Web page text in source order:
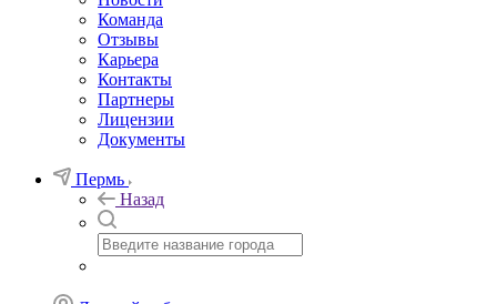
Команда
Отзывы
Карьера
Контакты
Партнеры
Лицензии
Документы
Пермь
Назад